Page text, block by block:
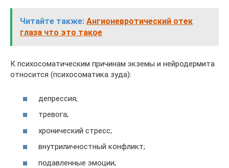
Читайте также: Ангионевротический отек
глаза что это такое
К психосоматическим причинам экземы и нейродермита
относится (психосоматика зуда):
депрессия;
тревога;
хронический стресс;
внутриличностный конфликт;
подавленные эмоции;